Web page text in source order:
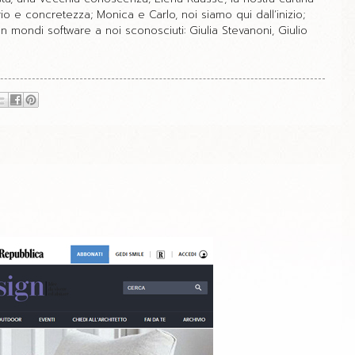
e concretezza; Monica e Carlo, noi siamo qui dall’inizio;
mondi software a noi sconosciuti: Giulia Stevanoni, Giulio